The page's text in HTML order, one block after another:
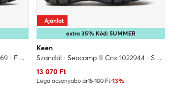
Szandál · Seacamp II Cnx 1022969 · Fekete
extra 35% Kód: SUMMER
Ajánlat
Keen
Szandál · Seacamp II Cnx 1022944 · Sötétkék
Aktuális ár
13 070Ft
Legalacsonyabb ár15 100 Ft-13%